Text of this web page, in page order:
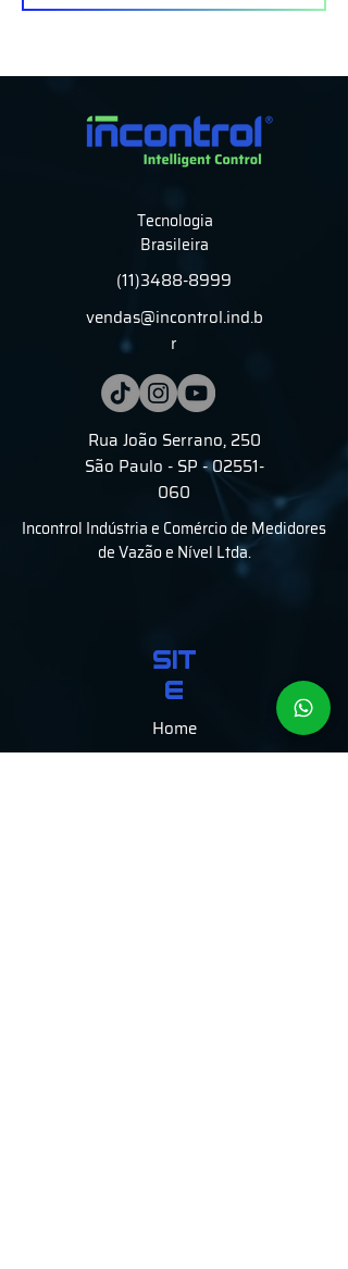
Tecnologia
Brasileira
(11)3488-8999
vendas@incontrol.ind.b
r
Rua João Serrano, 250
São Paulo - SP - 02551-
060
Incontrol Indústria e Comércio de Medidores
de Vazão e Nível Ltda.
SIT
E
Home